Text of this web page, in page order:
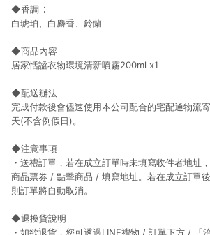
◆香調 ：
白琥珀、白麝香、鈴蘭
◆商品內容
居家恬謐衣物環境清新噴霧200ml x1
◆配送辦法
完成付款後會儘速使用本公司配合的宅配通物流
天(不含例假日)。
◆注意事項
・送禮訂單，若在成立訂單時未填寫收件者地址
商品票券 / 點擊商品 / 填寫地址。若在成立訂單
則訂單將自動取消。
◆退換貨說明
・如欲退貨，您可透過LINE禮物 / 訂單下方 / 「